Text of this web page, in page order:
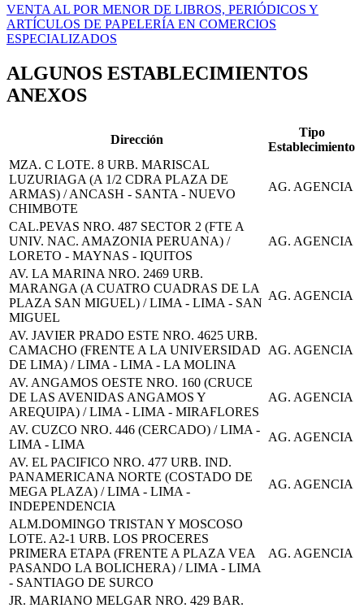
VENTA AL POR MENOR DE LIBROS, PERIÓDICOS Y
ARTÍCULOS DE PAPELERÍA EN COMERCIOS
ESPECIALIZADOS
ALGUNOS ESTABLECIMIENTOS
ANEXOS
Dirección
Tipo
Establecimiento
MZA. C LOTE. 8 URB. MARISCAL
LUZURIAGA (A 1/2 CDRA PLAZA DE
ARMAS) / ANCASH - SANTA - NUEVO
CHIMBOTE
AG. AGENCIA
CAL.PEVAS NRO. 487 SECTOR 2 (FTE A
UNIV. NAC. AMAZONIA PERUANA) /
LORETO - MAYNAS - IQUITOS
AG. AGENCIA
AV. LA MARINA NRO. 2469 URB.
MARANGA (A CUATRO CUADRAS DE LA
PLAZA SAN MIGUEL) / LIMA - LIMA - SAN
MIGUEL
AG. AGENCIA
AV. JAVIER PRADO ESTE NRO. 4625 URB.
CAMACHO (FRENTE A LA UNIVERSIDAD
DE LIMA) / LIMA - LIMA - LA MOLINA
AG. AGENCIA
AV. ANGAMOS OESTE NRO. 160 (CRUCE
DE LAS AVENIDAS ANGAMOS Y
AREQUIPA) / LIMA - LIMA - MIRAFLORES
AG. AGENCIA
AV. CUZCO NRO. 446 (CERCADO) / LIMA -
LIMA - LIMA
AG. AGENCIA
AV. EL PACIFICO NRO. 477 URB. IND.
PANAMERICANA NORTE (COSTADO DE
MEGA PLAZA) / LIMA - LIMA -
INDEPENDENCIA
AG. AGENCIA
ALM.DOMINGO TRISTAN Y MOSCOSO
LOTE. A2-1 URB. LOS PROCERES
PRIMERA ETAPA (FRENTE A PLAZA VEA
PASANDO LA BOLICHERA) / LIMA - LIMA
- SANTIAGO DE SURCO
AG. AGENCIA
JR. MARIANO MELGAR NRO. 429 BAR.